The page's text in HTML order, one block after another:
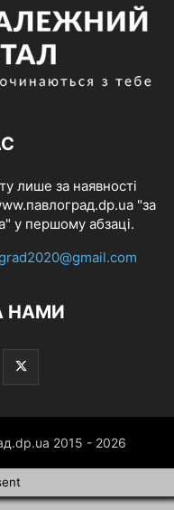
лише за наявності
"за
у першому абзаці.
НАМИ
2015 - 2026